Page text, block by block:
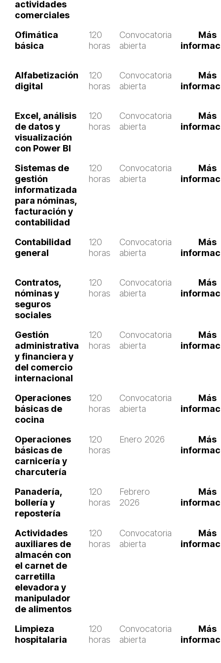
actividades
comerciales
Ofimática
básica
120
horas
Convocatoria
abierta
Más
Alfabetización
digital
120
horas
Convocatoria
abierta
Más
Excel, análisis
de datos y
visualización
con Power BI
120
horas
Convocatoria
abierta
Más
Sistemas de
gestión
informatizada
para nóminas,
facturación y
contabilidad
120
horas
Convocatoria
abierta
Más
Contabilidad
general
120
horas
Convocatoria
abierta
Más
Contratos,
nóminas y
seguros
sociales
120
horas
Convocatoria
abierta
Más
Gestión
administrativa
y financiera y
del comercio
internacional
120
horas
Convocatoria
abierta
Más
Operaciones
básicas de
cocina
120
horas
Convocatoria
abierta
Más
Operaciones
básicas de
carnicería y
charcutería
120
horas
Enero 2026
Más
Panadería,
bollería y
repostería
120
horas
Febrero
2026
Más
Actividades
auxiliares de
almacén con
el carnet de
carretilla
elevadora y
manipulador
de alimentos
120
horas
Convocatoria
abierta
Más
Limpieza
hospitalaria
120
horas
Convocatoria
abierta
Más